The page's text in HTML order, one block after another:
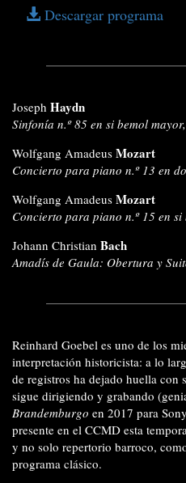
Descargar programa
Joseph Haydn
Sinfonía n.º 85 en si bemol
Wolfgang Amadeus Mozart
Concierto para piano n.º 13 en
Wolfgang Amadeus Mozart
Concierto para piano n.º 15 en si
Johann Christian Bach
Amadís de Gaula: Obertura y
Reinhard Goebel es uno de los
interpretación historicista: a lo
de registros ha dejado huella con
sigue dirigiendo y grabando
Brandemburgo en 2017 para
presente en el CCMD esta
y no solo repertorio barroco,
programa clásico.